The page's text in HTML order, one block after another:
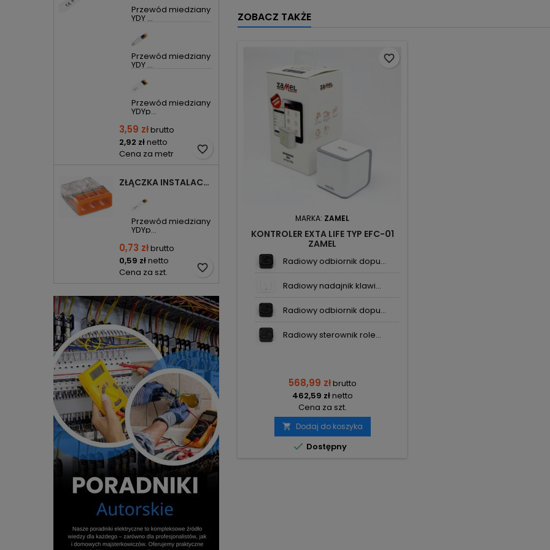
Przewód miedziany
YDY ...
Przewód miedziany
YDY ...
Przewód miedziany
YDYp...
3,59 złbrutto
2,92 złnetto
Cena za metr
favorite_border
ZŁĄCZKA INSTALACYJNA 3X COMPACT POMARAŃCZOWA 2273-203 WAGO
Przewód miedziany
YDYp...
0,73 złbrutto
0,59 złnetto
Cena za szt.
favorite_border
ZOBACZ TAKŻE
MARKA: ZAMEL
KONTROLER EXTA LIFE TYP EFC-01
ZAMEL
Radiowy odbiornik dopu...
Radiowy nadajnik klawi...
Radiowy odbiornik dopu...
Radiowy sterownik role...
568,99 złbrutto
462,59 złnetto
Cena za szt.
 Dodaj do koszyka
 Dostępny
favorite_border